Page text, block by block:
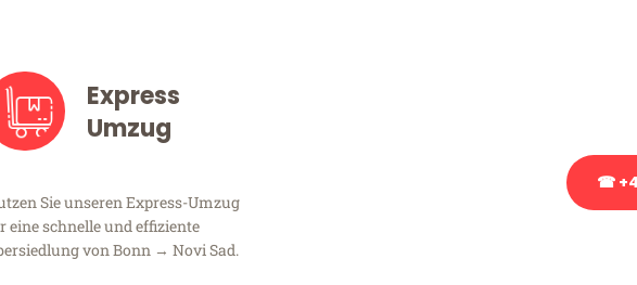
Express
Umzug
Sie unseren Express-Umzug
eine schnelle und effiziente
von Bonn → Novi Sad.
☎